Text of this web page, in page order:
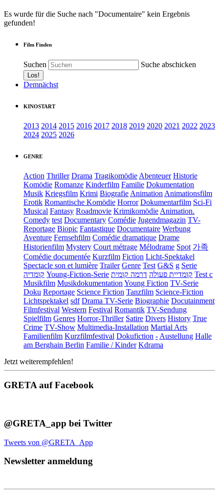
Es wurde für die Suche nach "Documentaire" kein Ergebnis
gefunden!
Film Finden
Suchen Suche abschicken
Demnächst
KINOSTART
2013 2014 2015 2016 2017 2018 2019 2020 2021 2022 2023
2024 2025 2026
GENRE
Action Thriller Drama Tragikomödie Abenteuer Historie
Komödie Romanze Kinderfilm Familie Dokumentation
Musik Kriegsfilm Krimi Biografie Animation Animationsfilm
Erotik Romantische Komödie Horror Dokumentarfilm Sci-Fi
Musical Fantasy Roadmovie Krimikomödie Animation.
Comedy test Documentary Comédie Jugendmagazin TV-
Reportage Biopic Fantastique Documentaire Werbung
Aventure Fernsehfilm Comédie dramatique Drame
Historienfilm Mystery Court métrage Mélodrame Spot 가족
Comédie documentée Kurzfilm Fiction Licht-Spektakel
Spectacle son et lumière Trailer Genre Test G&S g Serie
קומדיה Young-Fiction-Serie קומדיית פעולה דרמה קומית
Test c
Musikfilm Musikdokumentation Young Fiction TV-Serie
Doku Reportage Science Fiction Tanzfilm Science-Fiction
Lichtspektakel sdf Drama TV-Serie Biographie Docutainment
Filmfestival Western Festival Romantik TV-Sendung
Spielfilm Genres Horror-Thriller Satire Divers History True
Crime TV-Show Multimedia-Installation Martial Arts
Familienfilm Kurzfilmfestival Dokufiction - Austellung Halle
am Berghain Berlin Familie / Kinder Kdrama
Jetzt weiterempfehlen!
GRETA auf Facebook
@GRETA_app bei Twitter
Tweets von @GRETA_App
Newsletter anmeldung